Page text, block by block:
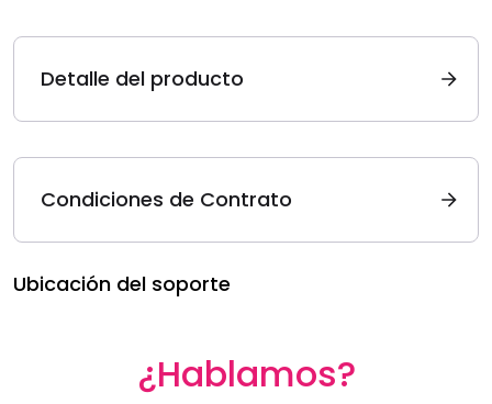
Detalle del producto
Condiciones de Contrato
Ubicación del soporte
¿Hablamos?